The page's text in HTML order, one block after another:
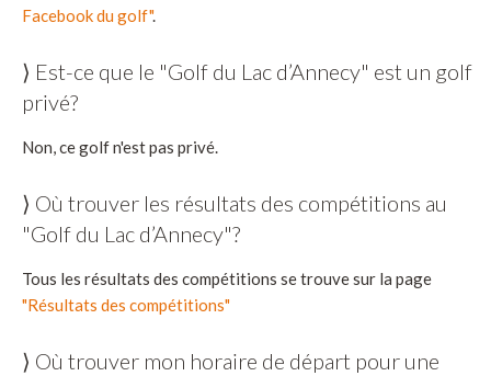
Facebook du golf".
⟩ Est-ce que le "Golf du Lac d’Annecy" est un golf
privé?
Non, ce golf n'est pas privé.
⟩ Où trouver les résultats des compétitions au
"Golf du Lac d’Annecy"?
Tous les résultats des compétitions se trouve sur la page
"Résultats des compétitions"
⟩ Où trouver mon horaire de départ pour une